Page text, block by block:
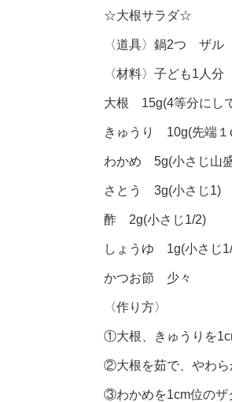
☆大根サラダ☆
〈道具〉鍋2つ ザ
〈材料〉子ども1人分
大根 15g(4等分にし
きゅうり 10g(先端１
わかめ 5g(小さじ山
さとう 3g(小さじ1)
酢 2g(小さじ1/2)
しょうゆ 1g(小さじ
かつお節 少々
〈作り方〉
①大根、きゅうりを
②大根を茹で、やわら
③わかめを1cm位のザ